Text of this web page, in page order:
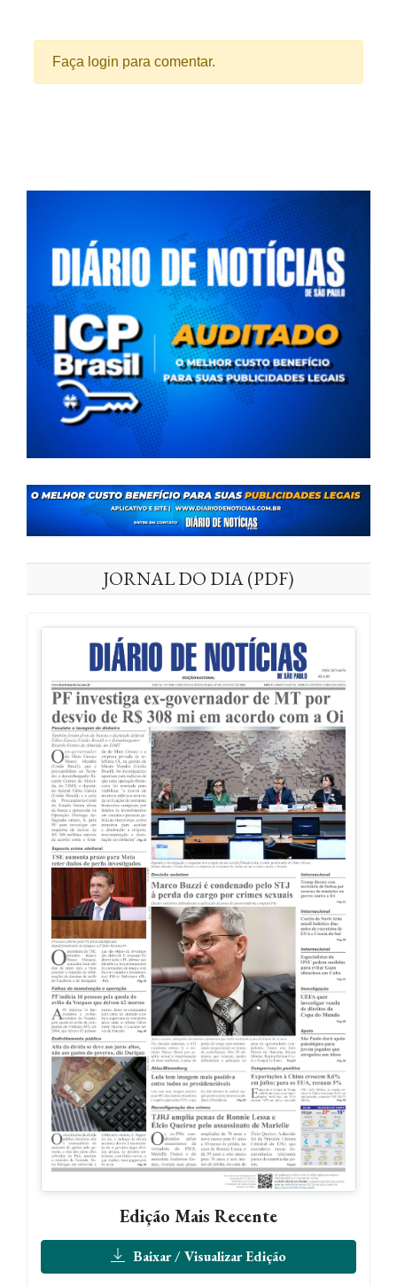
Faça login para comentar.
JORNAL DO DIA (PDF)
Edição Mais Recente
Baixar / Visualizar Edição